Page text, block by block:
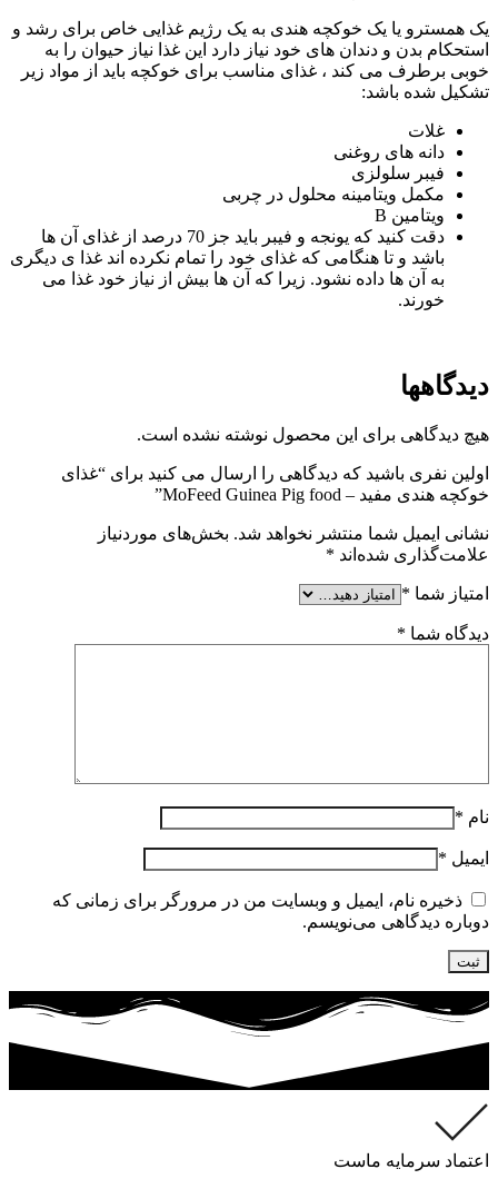
یک همسترو یا یک خوکچه هندی به یک رژیم غذایی خاص برای رشد و
استحکام بدن و دندان های خود نیاز دارد این غذا نیاز حیوان را به
خوبی برطرف می کند ، غذای مناسب برای خوکچه باید از مواد زیر
تشکیل شده باشد:
غلات
دانه های روغنی
فیبر سلولزی
مکمل ویتامینه محلول در چربی
ویتامین B
دقت کنید که یونجه و فیبر باید جز 70 درصد از غذای آن ها
باشد و تا هنگامی که غذای خود را تمام نکرده اند غذا ی دیگری
به آن ها داده نشود. زیرا که آن ها بیش از نیاز خود غذا می
خورند.
دیدگاهها
هیچ دیدگاهی برای این محصول نوشته نشده است.
اولین نفری باشید که دیدگاهی را ارسال می کنید برای “غذای
خوکچه هندی مفید – MoFeed Guinea Pig food”
نشانی ایمیل شما منتشر نخواهد شد. بخش‌های موردنیاز
علامت‌گذاری شده‌اند *
امتیاز شما *
دیدگاه شما *
نام *
ایمیل *
ذخیره نام، ایمیل و وبسایت من در مرورگر برای زمانی که
دوباره دیدگاهی می‌نویسم.
اعتماد سرمایه ماست